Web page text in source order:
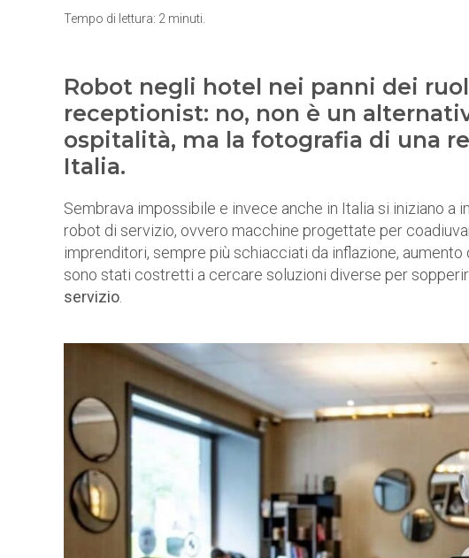
Tempo di lettura: 2 minuti.
Robot negli hotel nei panni dei
receptionist: no, non è un
ospitalità, ma la fotografia di una
Italia.
Sembrava impossibile e invece anche in Italia si iniziano
robot di servizio, ovvero macchine progettate per
imprenditori, sempre più schiacciati da inflazione,
sono stati costretti a cercare soluzioni diverse per
servizio.